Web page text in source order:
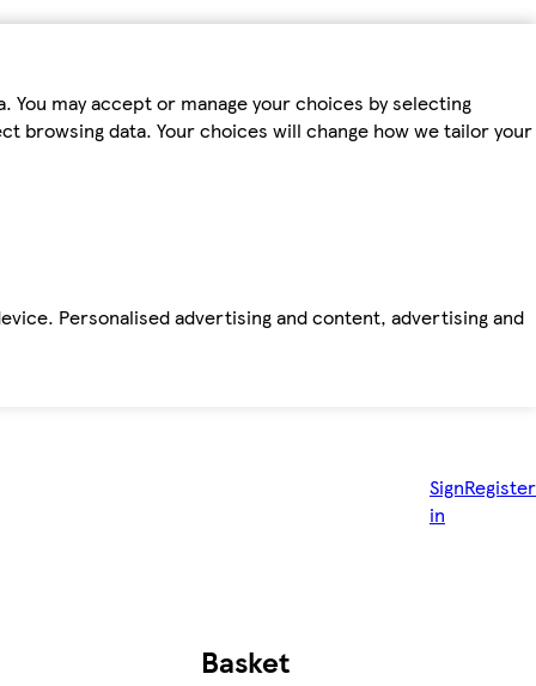
may accept or manage your choices by selecting
browsing data. Your choices will change how we tailor your
Personalised advertising and content, advertising and
Sign
in
Register
Basket